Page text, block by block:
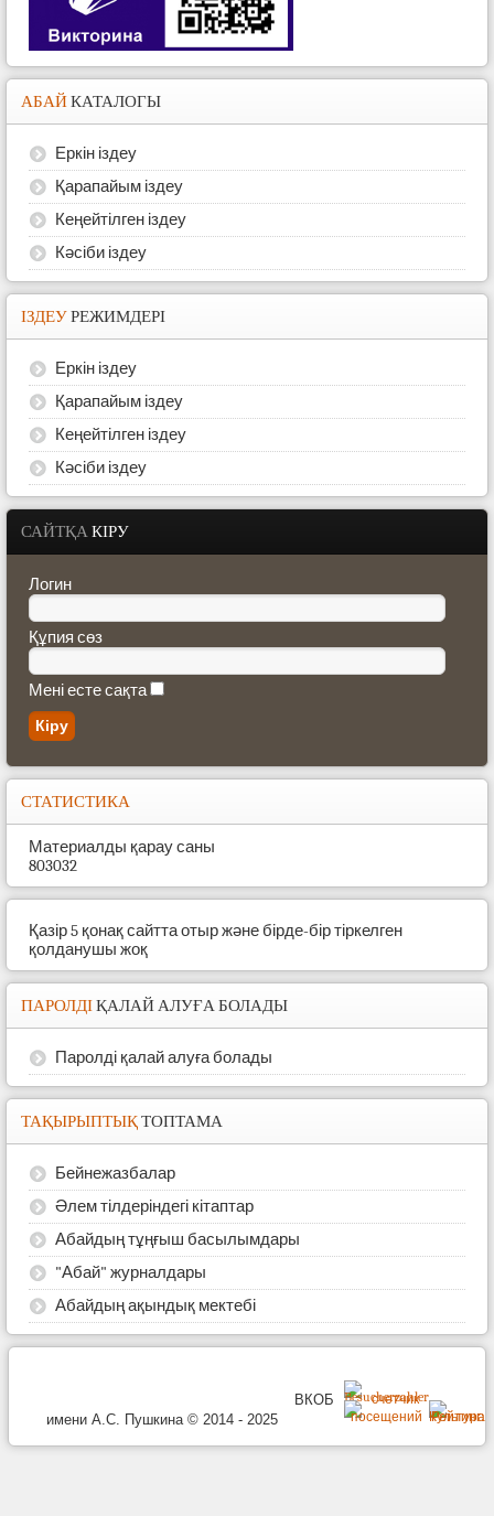
АБАЙКАТАЛОГЫ
Еркін іздеу
Қарапайым іздеу
Кеңейтілген іздеу
Кәсіби іздеу
ІЗДЕУРЕЖИМДЕРІ
Еркін іздеу
Қарапайым іздеу
Кеңейтілген іздеу
Кәсіби іздеу
САЙТҚАКІРУ
Логин
Құпия сөз
Мені есте сақта
СТАТИСТИКА
Материалды қарау саны
803032
Қазір 5 қонақ сайтта отыр және бірде-бір тіркелген
қолданушы жоқ
ПАРОЛДІҚАЛАЙ АЛУҒА БОЛАДЫ
Паролді қалай алуға болады
ТАҚЫРЫПТЫҚТОПТАМА
Бейнежазбалар
Әлем тілдеріндегі кітаптар
Абайдың тұңғыш басылымдары
"Абай" журналдары
Абайдың ақындық мектебі
ВКОБ
имени А.С. Пушкина © 2014 - 2025